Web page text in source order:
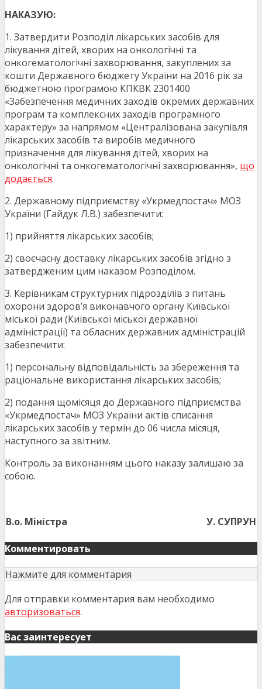
НАКАЗУЮ:
1. Затвердити Розподіл лікарських засобів для
лікування дітей, хворих на онкологічні та
онкогематологічні захворювання, закуплених за
кошти Державного бюджету України на 2016 рік за
бюджетною програмою КПКВК 2301400
«Забезпечення медичних заходів окремих державних
програм та комплексних заходів програмного
характеру» за напрямом «Централізована закупівля
лікарських засобів та виробів медичного
призначення для лікування дітей, хворих на
онкологічні та онкогематологічні захворювання», що
додається.
2. Державному підприємству «Укрмедпостач» МОЗ
України (Гайдук Л.В.) забезпечити:
1) прийняття лікарських засобів;
2) своєчасну доставку лікарських засобів згідно з
затвердженим цим наказом Розподілом.
3. Керівникам структурних підрозділів з питань
охорони здоров’я виконавчого органу Київської
міської ради (Київської міської державної
адміністрації) та обласних державних адміністрацій
забезпечити:
1) персональну відповідальність за збереження та
раціональне використання лікарських засобів;
2) подання щомісяця до Державного підприємства
«Укрмедпостач» МОЗ України актів списання
лікарських засобів у термін до 06 числа місяця,
наступного за звітним.
Контроль за виконанням цього наказу залишаю за
собою.
В.о. Міністра У. СУПРУН
Комментировать
Нажмите для комментария
Для отправки комментария вам необходимо
авторизоваться.
Вас заинтересует